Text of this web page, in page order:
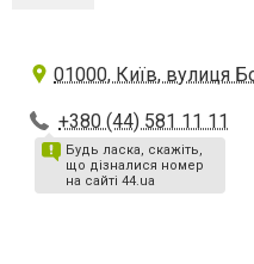
01000, Київ, вулиця
+380 (44) 581 11 11
Будь ласка, скажіть,
що дізналися номер
на сайті 44.ua